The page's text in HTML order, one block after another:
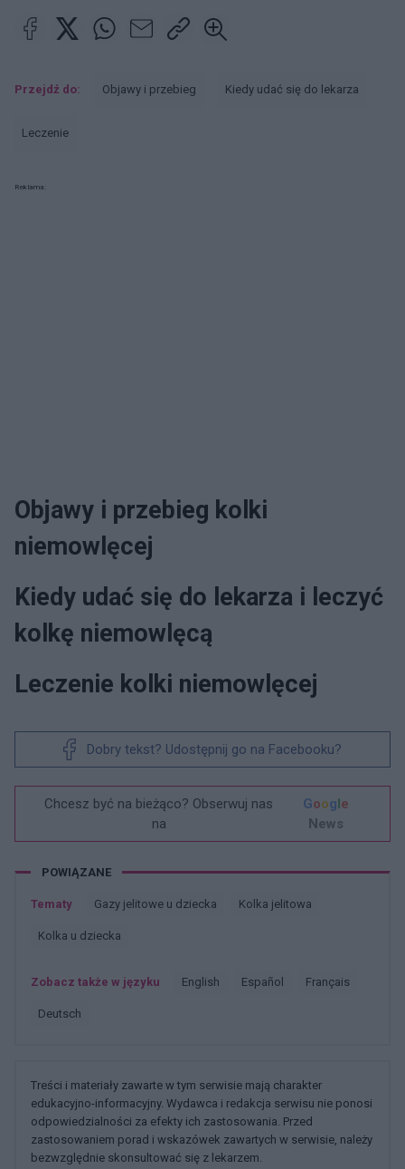
Przejdź do: Objawy i przebieg Kiedy udać się do lekarza
Leczenie
Reklama:
Objawy i przebieg kolki
niemowlęcej
Kiedy udać się do lekarza i leczyć
kolkę niemowlęcą
Leczenie kolki niemowlęcej
Dobry tekst? Udostępnij go na Facebooku?
Chcesz być na bieżąco? Obserwuj nas
na
Google
News
POWIĄZANE
Tematy Gazy jelitowe u dziecka Kolka jelitowa
Kolka u dziecka
Zobacz także w języku english español français
deutsch
Treści i materiały zawarte w tym serwisie mają charakter
edukacyjno-informacyjny. Wydawca i redakcja serwisu nie ponosi
odpowiedzialności za efekty ich zastosowania. Przed
zastosowaniem porad i wskazówek zawartych w serwisie, należy
bezwzględnie skonsultować się z lekarzem.